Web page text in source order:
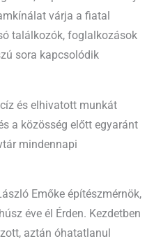
várja a fiatal
találkozók, foglalkozások
sora kapcsolódik
és elhivatott munkát
a közösség előtt egyaránt
mindennapi
Emőke építészmérnök,
éve él Érden. Kezdetben
aztán óhatatlanul